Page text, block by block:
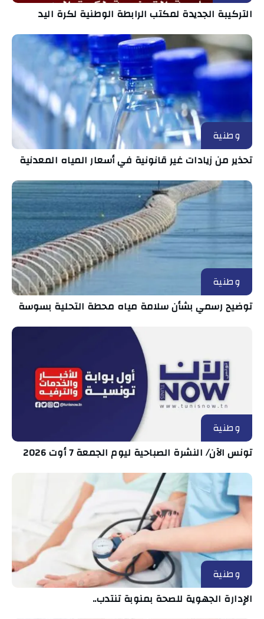
التركيبة الجديدة لمكتب الرابطة الوطنية لكرة اليد
وطنية
تحذير من زيادات غير قانونية في أسعار المياه المعدنية
وطنية
توضيح رسمي بشأن سلامة مياه محطة التحلية بسوسة
وطنية
تونس الآن/ النشرة الصباحية ليوم الجمعة 7 أوت 2026
وطنية
الإدارة الجهوية للصحة بمنوبة تنتدب..